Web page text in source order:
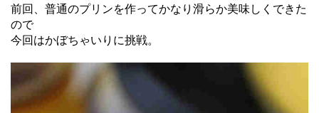
前回、普通のプリンを作ってかなり滑らか美味しくできた
ので
今回はかぼちゃいりに挑戦。